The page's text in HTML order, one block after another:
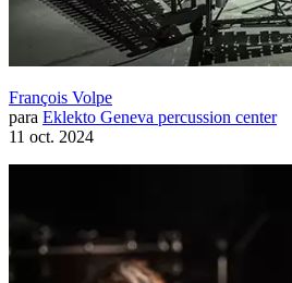
François Volpe
para Eklekto Geneva percussion center
11 oct. 2024